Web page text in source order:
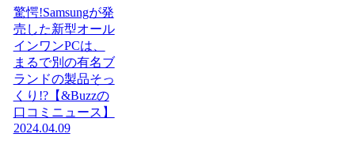
驚愕!Samsungが発
売した新型オール
インワンPCは、
まるで別の有名ブ
ランドの製品そっ
くり!?【&Buzzの
口コミニュース】
2024.04.09